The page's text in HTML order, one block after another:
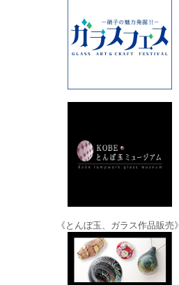
《とんぼ玉、ガラス作品販売》